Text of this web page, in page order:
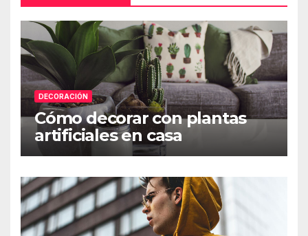
DECORACIÓN
Cómo decorar con plantas
artificiales en casa